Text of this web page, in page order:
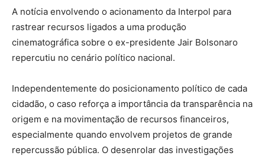
A notícia envolvendo o acionamento da Interpol para
rastrear recursos ligados a uma produção
cinematográfica sobre o ex-presidente Jair Bolsonaro
repercutiu no cenário político nacional.
Independentemente do posicionamento político de cada
cidadão, o caso reforça a importância da transparência na
origem e na movimentação de recursos financeiros,
especialmente quando envolvem projetos de grande
repercussão pública. O desenrolar das investigações